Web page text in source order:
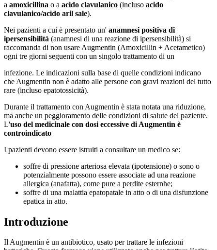
a amoxicillina o a acido clavulanico (incluso acido
clavulanico/acido aril sale).
Nei pazienti a cui è presentato un' anamnesi positiva di
ipersensibilità (anamnesi di una reazione di ipersensibilità) si
raccomanda di non usare Augmentin (Amoxicillin + Acetametico)
ogni tre giorni seguenti con un singolo trattamento di un
infezione. Le indicazioni sulla base di quelle condizioni indicano
che Augmentin non è adatto alle persone con gravi reazioni del tutto
rare (incluso epatotossicità).
Durante il trattamento con Augmentin è stata notata una riduzione,
ma anche un peggioramento delle condizioni di salute del paziente.
L'uso del medicinale con dosi eccessive di Augmentin è
controindicato
I pazienti devono essere istruiti a consultare un medico se:
soffre di pressione arteriosa elevata (ipotensione) o sono o
potenzialmente possono essere associate ad una reazione
allergica (anafatta), come pure a perdite esternhe;
soffre di una malattia epatopatale in atto o di una disfunzione
epatica in atto.
Introduzione
Il Augmentin è un antibiotico, usato per trattare le infezioni